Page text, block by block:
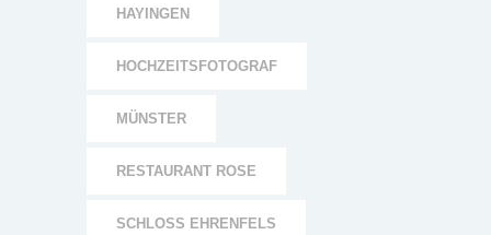
HAYINGEN
HOCHZEITSFOTOGRAF
MÜNSTER
RESTAURANT ROSE
SCHLOSS EHRENFELS